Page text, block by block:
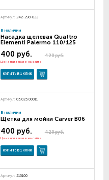
Артикул: 242-298-022
В наличии
Насадка щелевая Quattro
Elementi Palermo 110/125
420 руб.
400 руб.
Цена при заказе на сайте
КУПИТЬ В 1 КЛИК
Артикул: 03.023.00011
В наличии
Щетка для мойки Carver В06
420 руб.
400 руб.
Цена при заказе на сайте
КУПИТЬ В 1 КЛИК
Артикул: 215100